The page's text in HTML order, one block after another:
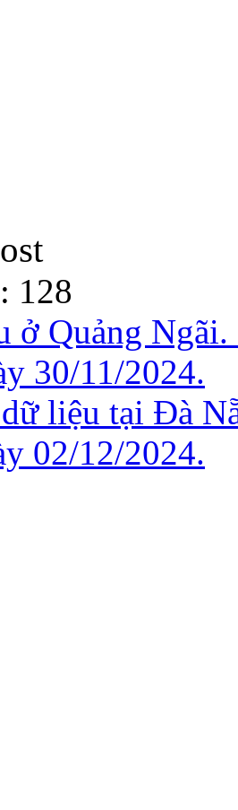
128
ở Quảng
30/11/2024.
liệu tại Đà
02/12/2024.